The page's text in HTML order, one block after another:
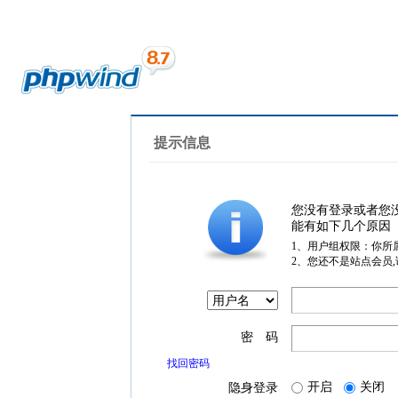
提示信息
您没有登录或者您
能有如下几个原因
1、用户组权限：你所
2、您还不是站点会员
密 码
找回密码
隐身登录 开启 关闭